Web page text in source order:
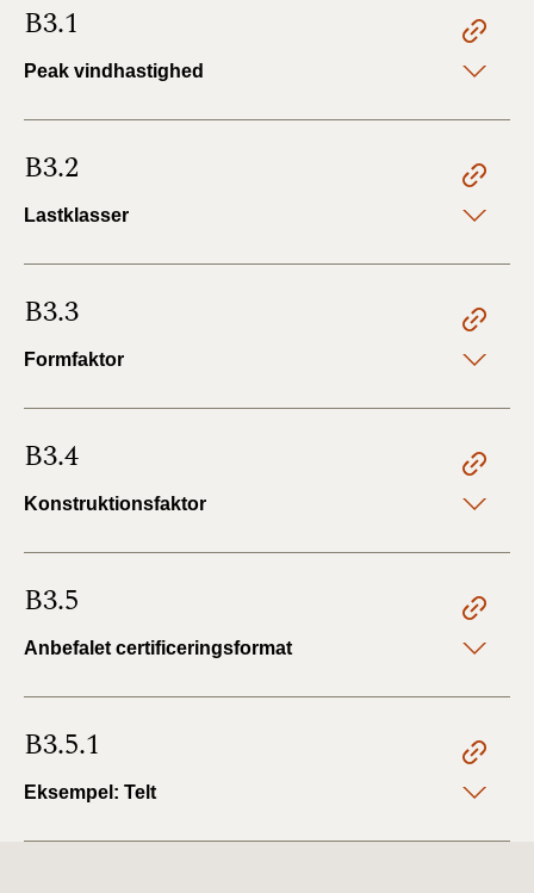
B3.1
Peak vindhastighed
B3.2
Lastklasser
B3.3
Formfaktor
B3.4
Konstruktionsfaktor
B3.5
Anbefalet certificeringsformat
B3.5.1
Eksempel: Telt